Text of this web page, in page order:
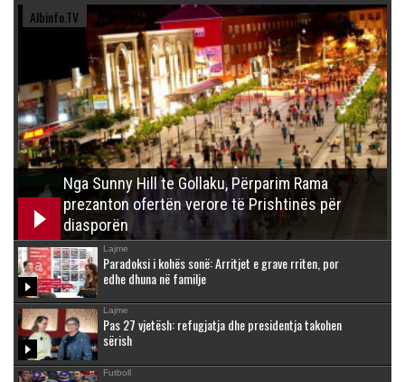
Albinfo.TV
Nga Sunny Hill te Gollaku, Përparim Rama
prezanton ofertën verore të Prishtinës për
diasporën
Lajme
Paradoksi i kohës sonë: Arritjet e grave rriten, por
edhe dhuna në familje
Lajme
Pas 27 vjetësh: refugjatja dhe presidentja takohen
sërish
Futboll